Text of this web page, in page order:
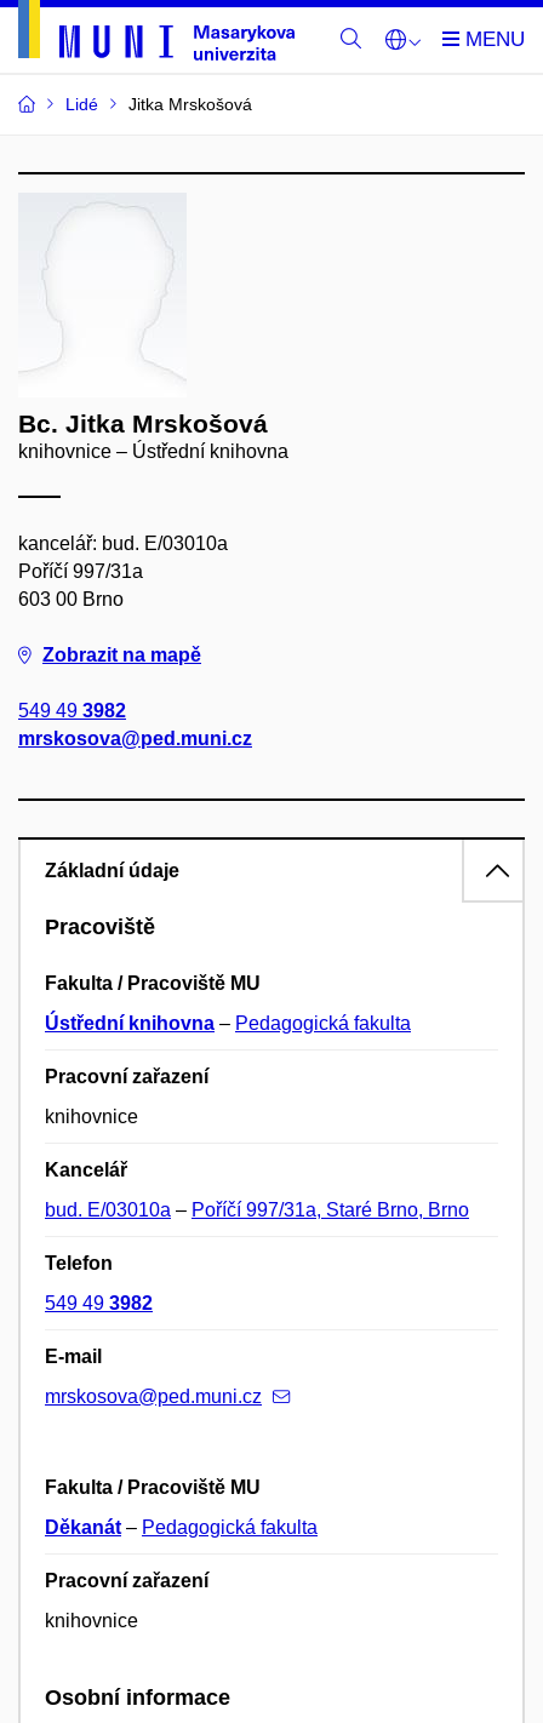
Lidé Jitka Mrskošová
Bc. Jitka Mrskošová
knihovnice – Ústřední knihovna
kancelář: bud. E/03010a
Poříčí 997/31a
603 00 Brno
Zobrazit na mapě
549 49 3982
mrskosova@ped.muni.cz
Základní údaje
Pracoviště
Fakulta / Pracoviště MU
Ústřední knihovna – Pedagogická fakulta
Pracovní zařazení
knihovnice
Kancelář
bud. E/03010a – Poříčí 997/31a, Staré Brno, Brno
Telefon
549 49 3982
E-mail
mrskosova@ped.muni.cz
Fakulta / Pracoviště MU
Děkanát – Pedagogická fakulta
Pracovní zařazení
knihovnice
Osobní informace